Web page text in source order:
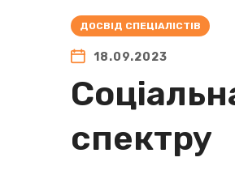
ДОСВІД СПЕЦІАЛІСТІВ
18.09.2023
спектру